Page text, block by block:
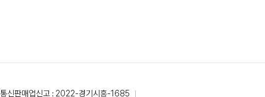
통신판매업신고 : 2022-경기시흥-1685